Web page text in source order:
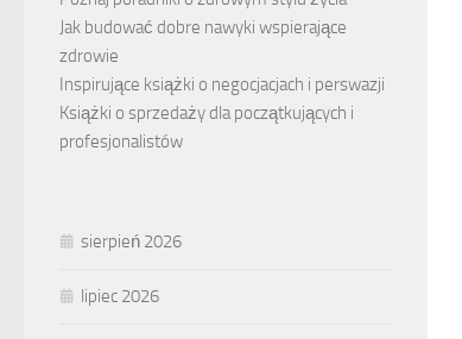
Jak budować dobre nawyki wspierające
zdrowie
Inspirujące książki o negocjacjach i perswazji
Książki o sprzedaży dla początkujących i
profesjonalistów
sierpień 2026
lipiec 2026